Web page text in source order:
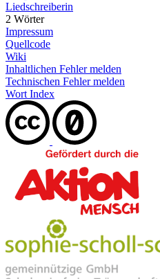
Liedschreiberin
2 Wörter
Impressum
Quellcode
Wiki
Inhaltlichen Fehler melden
Technischen Fehler melden
Wort Index